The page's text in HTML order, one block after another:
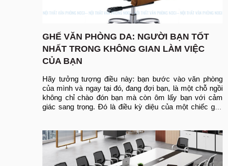
GHẾ VĂN PHÒNG DA: NGƯỜI BẠN TỐT
NHẤT TRONG KHÔNG GIAN LÀM VIỆC
CỦA BẠN
Hãy tưởng tượng điều này: bạn bước vào văn phòng
của mình và ngay tại đó, đang đợi bạn, là một chỗ ngồi
không chỉ chào đón bạn mà còn ôm lấy bạn với cảm
giác sang trọng. Đó là điều kỳ diệu của một chiếc ghế
hàng ngày, mang đến sự kết hợp giữa sự thoải mái và
đẳng cấp, có thể biến không gian làm việc của bạn thành
thiên đường của năng suất và phong cách.